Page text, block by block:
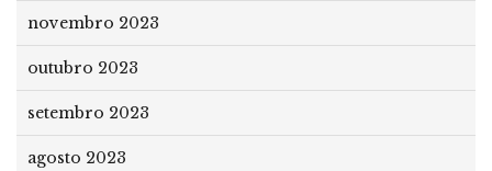
novembro 2023
outubro 2023
setembro 2023
agosto 2023